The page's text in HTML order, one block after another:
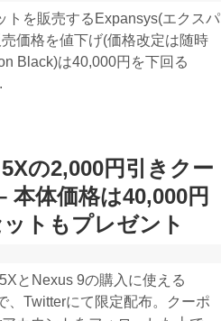
トを販売するExpansys(エクスパ
価格を値下げ(価格改定は随時
Black)は40,000円を下回る
の2,000円引きクー
本体価格は40,000円
トもプレゼント
とNexus 9の購入に使える
、Twitterにて限定配布。クーポ